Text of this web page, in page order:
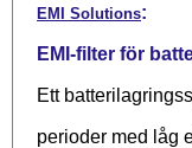
EMI Solutions:
EMI-filter för
Ett
perioder med låg